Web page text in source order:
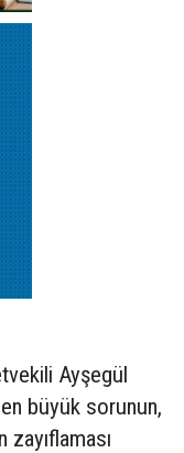
Ayşegül
büyük sorunun,